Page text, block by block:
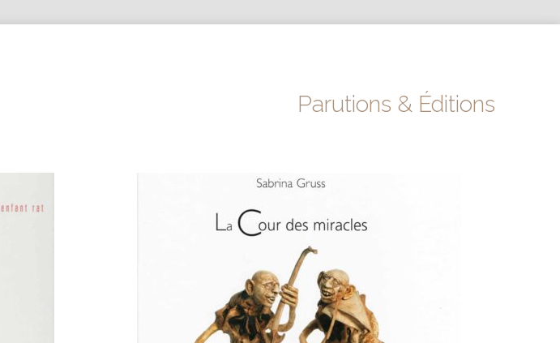
Parutions & Éditions